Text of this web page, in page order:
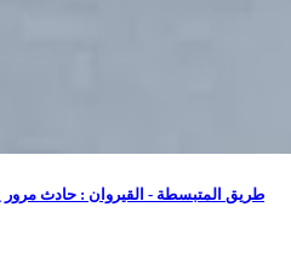
طريق المتبسطة - القيروان : حادث